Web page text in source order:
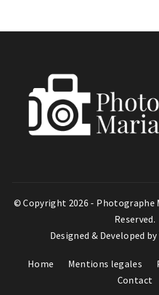
© Copyright 2026 - Photographe
Reserved.
Designed & Developed by
Home Mentions legales
Contact